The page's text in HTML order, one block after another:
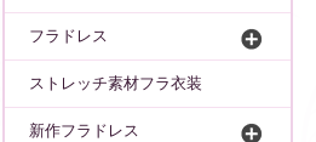
フラドレス
ストレッチ素材フラ衣装
新作フラドレス